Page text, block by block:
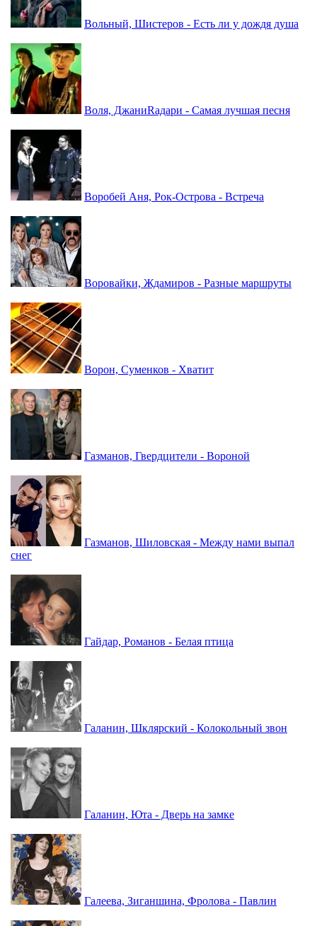
Вольный, Шистеров - Есть ли у дождя душа
Воля, ДжаниRадари - Самая лучшая песня
Воробей Аня, Рок-Острова - Встреча
Воровайки, Ждамиров - Разные маршруты
Ворон, Суменков - Хватит
Газманов, Гвердцители - Вороной
Газманов, Шиловская - Между нами выпал
снег
Гайдар, Романов - Белая птица
Галанин, Шклярский - Колокольный звон
Галанин, Юта - Дверь на замке
Галеева, Зиганшина, Фролова - Павлин